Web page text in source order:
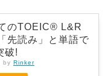
のTOEIC® L&R
先読み」と単語で
破!
by Rinker